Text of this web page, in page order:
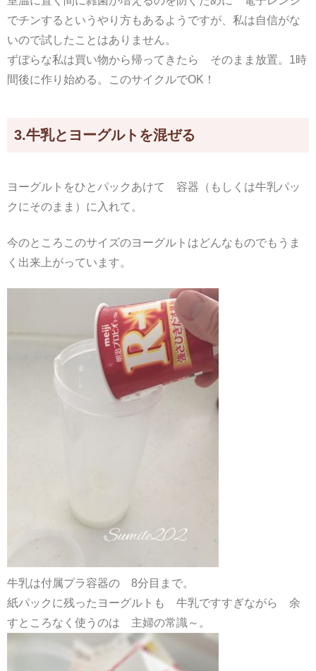
でチンするというやり方もあるようですが、私は自信がな
いので試したことはありません。
ずぼらな私は買い物から帰ってきたら そのまま放置。1時
間後に作り始める。このサイクルでOK！
3.牛乳とヨーグルトを混ぜる
ヨーグルトをひとパックあけて 容器（もしくは牛乳パッ
クにそのまま）に入れて。
今のところこのサイズのヨーグルトはどんなものでもうま
く出来上がっています。
牛乳は付属プラ容器の 8分目まで。
紙パックに残ったヨーグルトも 牛乳ですすぎながら 余
すところなく使うのは 主婦の常識～。